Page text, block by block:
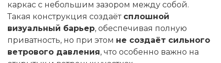
каркас с небольшим зазором между собой.
Такая конструкция создаёт сплошной
визуальный барьер, обеспечивая полную
приватность, но при этом не создаёт сильного
ветрового давления, что особенно важно на